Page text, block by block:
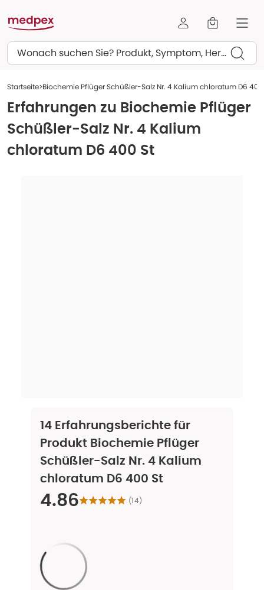
Suchen
Startseite Biochemie Pflüger Schüßler-Salz Nr. 4 Kalium chloratum D6 400
Erfahrungen zu Biochemie Pflüger
Schüßler-Salz Nr. 4 Kalium
chloratum D6 400 St
14 Erfahrungsberichte für
Produkt Biochemie Pflüger
Schüßler-Salz Nr. 4 Kalium
chloratum D6 400 St
4.86 (14)